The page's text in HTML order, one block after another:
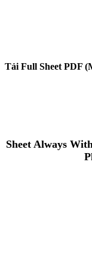
Tải Full Sheet PDF
Sheet Always